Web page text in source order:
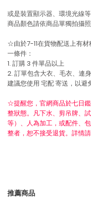
或是裝置顯示器、環境光線
商品顏色請依商品單獨拍攝照
☆由於7-11在貨物配送上有
一條件：
1. 訂購 3 件單品以上
2. 訂單包含大衣、毛衣、連
建議您使用 宅配寄送，以避
☆提醒您，官網商品於七日
整狀態。凡下水、剪吊牌、
等）、人為加工，或配件、
整者，恕不接受退貨。詳情請
推薦商品